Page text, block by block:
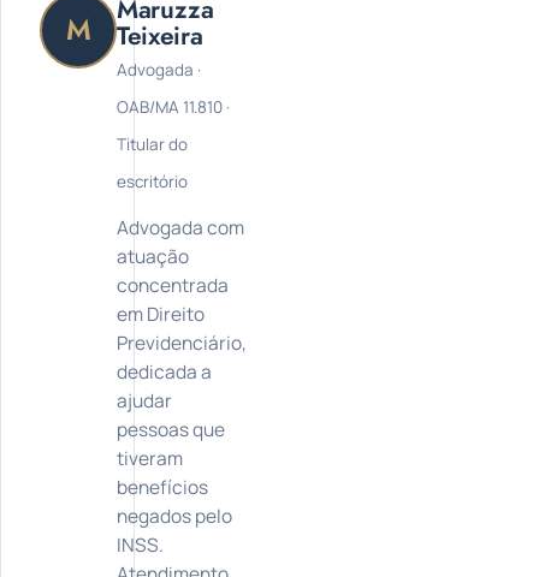
M Maruzza
Teixeira
Advogada ·
OAB/MA 11.810 ·
Titular do
escritório
Advogada com
atuação
concentrada
em Direito
Previdenciário,
dedicada a
ajudar
pessoas que
tiveram
benefícios
negados pelo
INSS.